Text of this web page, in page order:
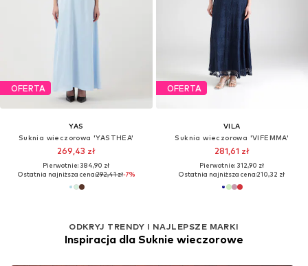
OFERTA
YAS
Suknia wieczorowa 'YASTHEA'
269,43 zł
Pierwotnie: 384,90 zł
Ostatnia najniższa cena:292,41 zł-7%
OFERTA
VILA
Suknia wieczorowa 'VIFEMMA'
281,61 zł
Pierwotnie: 312,90 zł
Ostatnia najniższa cena:210,32 zł
ODKRYJ TRENDY I NAJLEPSZE MARKI
Inspiracja dla Suknie wieczorowe